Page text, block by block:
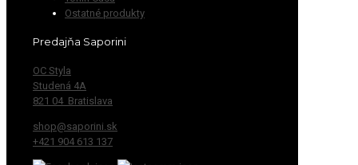
Ostatné produkty
Predajňa Saporini
OC Styla
Studená 4A
821 04 Bratislava
shop@saporini.sk
+421 904 613 137